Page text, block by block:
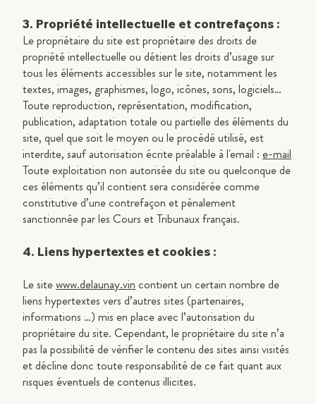
3. Propriété intellectuelle et contrefaçons :
Le propriétaire du site est propriétaire des droits de
propriété intellectuelle ou détient les droits d’usage sur
tous les éléments accessibles sur le site, notamment les
textes, images, graphismes, logo, icônes, sons, logiciels…
Toute reproduction, représentation, modification,
publication, adaptation totale ou partielle des éléments du
site, quel que soit le moyen ou le procédé utilisé, est
interdite, sauf autorisation écrite préalable à l'email :e-mail
Toute exploitation non autorisée du site ou quelconque de
ces éléments qu’il contient sera considérée comme
constitutive d’une contrefaçon et pénalement
sanctionnée par les Cours et Tribunaux français.
4. Liens hypertextes et cookies :
Le sitewww.delaunay.vin contient un certain nombre de
liens hypertextes vers d’autres sites (partenaires,
informations …) mis en place avec l’autorisation du
propriétaire du site. Cependant, le propriétaire du site n’a
pas la possibilité de vérifier le contenu des sites ainsi visités
et décline donc toute responsabilité de ce fait quant aux
risques éventuels de contenus illicites.